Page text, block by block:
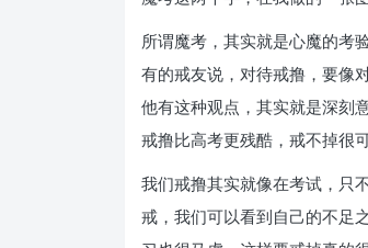
所谓魔考，其实就是心魔的考
有的戒友说，对待戒撸，要像
他有这种观点，其实就是深刻
戒撸比高考更残酷，戒不掉很
我们戒撸其实就像在考试，只
戒，我们可以看到自己的不足